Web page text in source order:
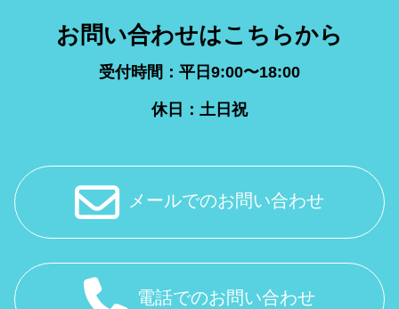
お問い合わせはこちらから
受付時間：平日9:00〜18:00
休日：土日祝
メールでのお問い合わせ
電話でのお問い合わせ